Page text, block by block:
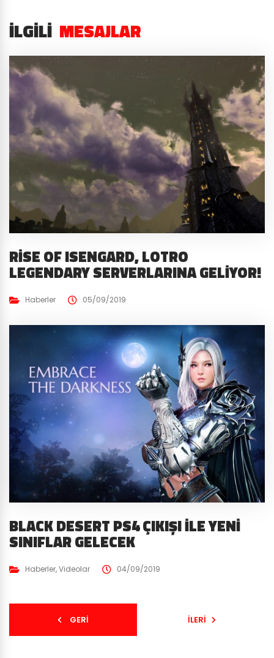
İLGILI MESAJLAR
RISE OF ISENGARD, LOTRO
LEGENDARY SERVERLARINA GELIYOR!
Haberler 05/09/2019
BLACK DESERT PS4 ÇIKIŞI İLE YENI
SINIFLAR GELECEK
Haberler,Videolar 04/09/2019
GERI İLERI